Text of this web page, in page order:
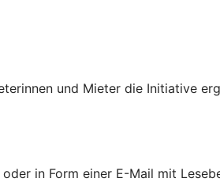
und Mieter die Initiative
in Form einer E-Mail mit